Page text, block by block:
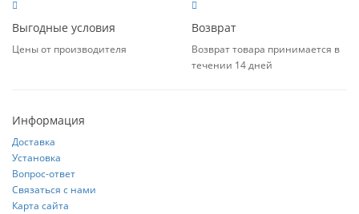
Выгодные условия
Цены от производителя
Возврат
Возврат товара принимается в
течении 14 дней
Информация
Доставка
Установка
Вопрос-ответ
Связаться с нами
Карта сайта